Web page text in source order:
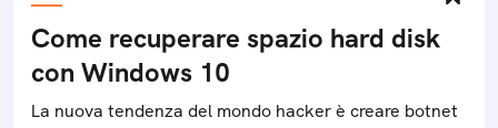
Come recuperare spazio hard disk
con Windows 10
La nuova tendenza del mondo hacker è creare botnet